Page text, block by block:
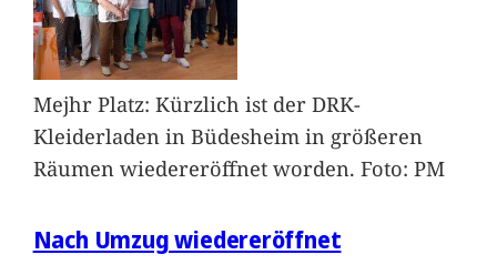
Mejhr Platz: Kürzlich ist der DRK-
Kleiderladen in Büdesheim in größeren
Räumen wiedereröffnet worden. Foto: PM
Nach Umzug wiedereröffnet